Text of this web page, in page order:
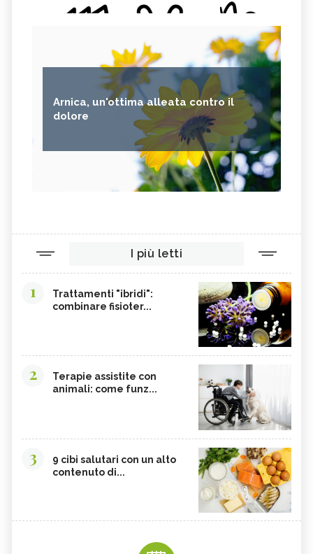
Arnica, un'ottima alleata contro il
dolore
I più letti
1
Trattamenti "ibridi":
combinare fisioter...
2
Terapie assistite con
animali: come funz...
3
9 cibi salutari con un alto
contenuto di...